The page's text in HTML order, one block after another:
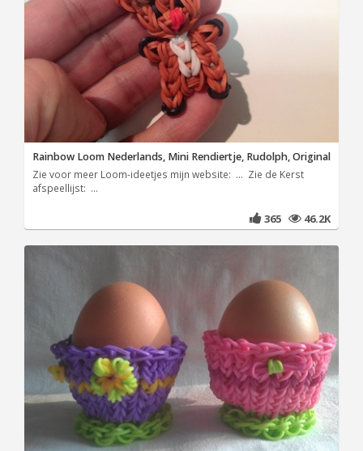
Rainbow Loom Nederlands, Mini Rendiertje, Rudolph, Original
Zie voor meer Loom-ideetjes mijn website: ... Zie de Kerst
afspeellijst: ...
365 46.2K